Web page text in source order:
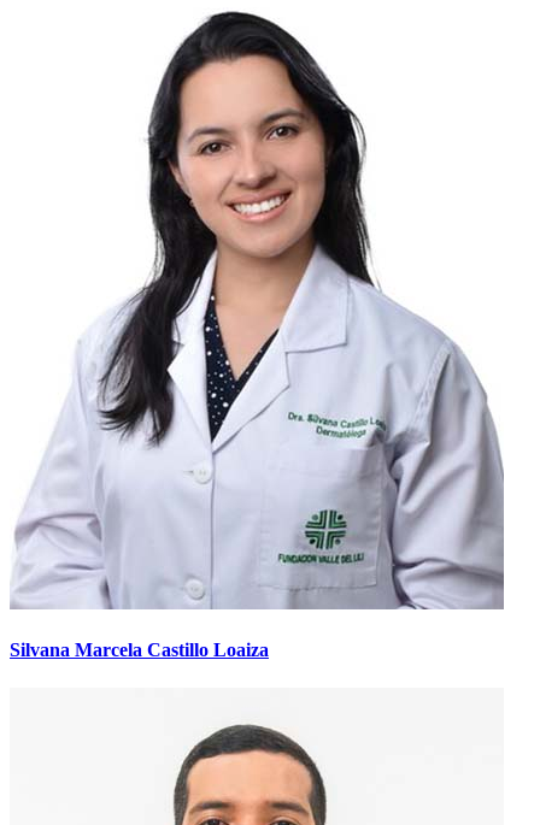
Silvana Marcela Castillo Loaiza